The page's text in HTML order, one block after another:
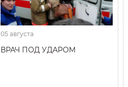
05 августа
ВРАЧ ПОД УДАРОМ